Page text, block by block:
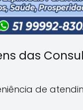
das
de